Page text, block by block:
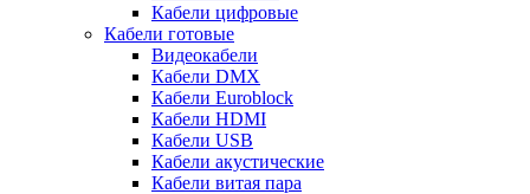
Кабели цифровые
Кабели готовые
Видеокабели
Кабели DMX
Кабели Euroblock
Кабели HDMI
Кабели USB
Кабели акустические
Кабели витая пара